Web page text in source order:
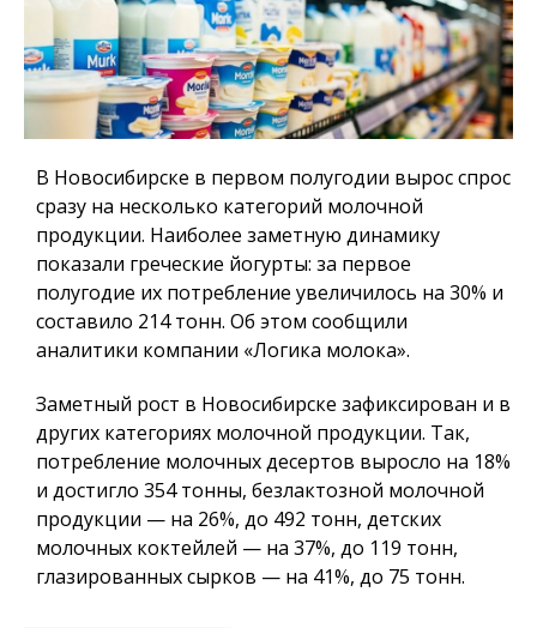
В Новосибирске в первом полугодии вырос спрос
сразу на несколько категорий молочной
продукции. Наиболее заметную динамику
показали греческие йогурты: за первое
полугодие их потребление увеличилось на 30% и
составило 214 тонн. Об этом сообщили
аналитики компании «Логика молока».
Заметный рост в Новосибирске зафиксирован и в
других категориях молочной продукции. Так,
потребление молочных десертов выросло на 18%
и достигло 354 тонны, безлактозной молочной
продукции — на 26%, до 492 тонн, детских
молочных коктейлей — на 37%, до 119 тонн,
глазированных сырков — на 41%, до 75 тонн.